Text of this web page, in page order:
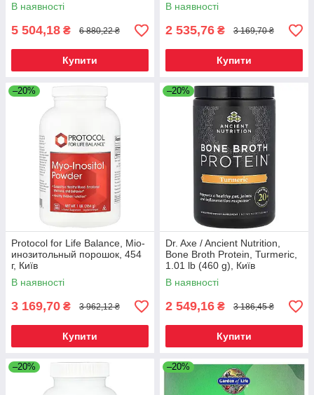
В наявності
5 504,18 ₴ 6 880,22 ₴
Купити
В наявності
2 535,76 ₴ 3 169,70 ₴
Купити
–20%
Protocol for Life Balance, Міо-
инозитольный порошок, 454
г, Київ
В наявності
3 169,70 ₴ 3 962,12 ₴
Купити
–20%
Dr. Axe / Ancient Nutrition,
Bone Broth Protein, Turmeric,
1.01 lb (460 g), Київ
В наявності
2 549,16 ₴ 3 186,45 ₴
Купити
–20% –20%